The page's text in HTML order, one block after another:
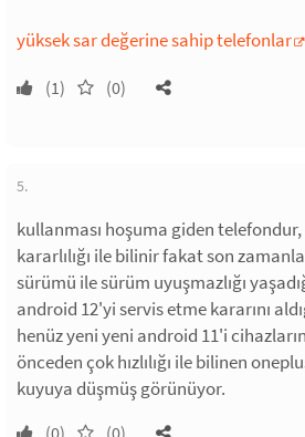
yüksek sar değerine sahip telefonlar
(1) (0)
5.
kullanması hoşuma giden
kararlılığı ile bilinir fakat son
sürümü ile sürüm uyuşmazlığı
android 12'yi servis etme kararını
henüz yeni yeni android 11'i
önceden çok hızlılığı ile bilinen
kuyuya düşmüş görünüyor.
(0) (0)